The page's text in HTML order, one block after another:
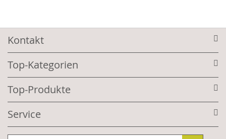
Kontakt
Top-Kategorien
Top-Produkte
Service